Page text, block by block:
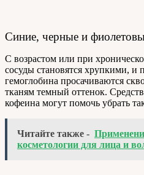
Синие, черные и
С возрастом или при
сосуды становятся хрупкими, и
гемоглобина просачиваются
тканям темный оттенок.
кофеина могут помочь убрать
Читайте также -
косметологии для лица и